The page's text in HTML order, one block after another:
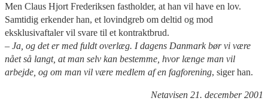
Men Claus Hjort Frederiksen fastholder, at han vil have en lov.
Samtidig erkender han, et lovindgreb om deltid og mod
eksklusivaftaler vil svare til et kontraktbrud.
– Ja, og det er med fuldt overlæg. I dagens Danmark bør vi være
nået så langt, at man selv kan bestemme, hvor længe man vil
arbejde, og om man vil være medlem af en fagforening, siger han.
Netavisen 21. december 2001